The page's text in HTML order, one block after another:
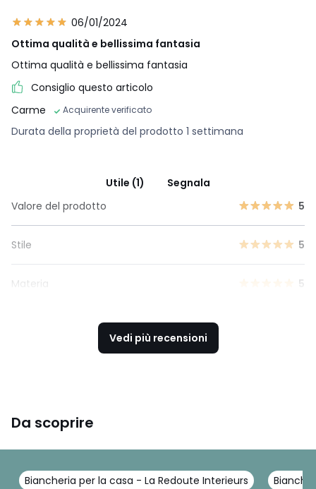
06/01/2024
Ottima qualità e bellissima fantasia
Ottima qualità e bellissima fantasia
Consiglio questo articolo
Carme
Acquirente verificato
Durata della proprietà del prodotto 1 settimana
Utile (1)
Segnala
Valore del prodotto
5
Stile 5
Materia 5
Vedi più recensioni
Da scoprire
Biancheria per la casa - La Redoute Interieurs